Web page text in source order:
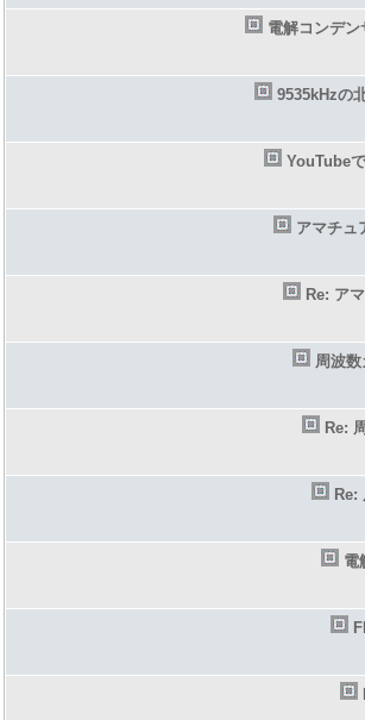
電解コンデン
9535kHzの
YouTube
アマチュ
Re: ア
周波
Re:
Re:
電